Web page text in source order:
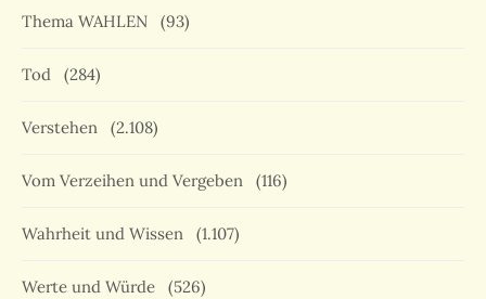
Thema WAHLEN (93)
Tod (284)
Verstehen (2.108)
Vom Verzeihen und Vergeben (116)
Wahrheit und Wissen (1.107)
Werte und Würde (526)